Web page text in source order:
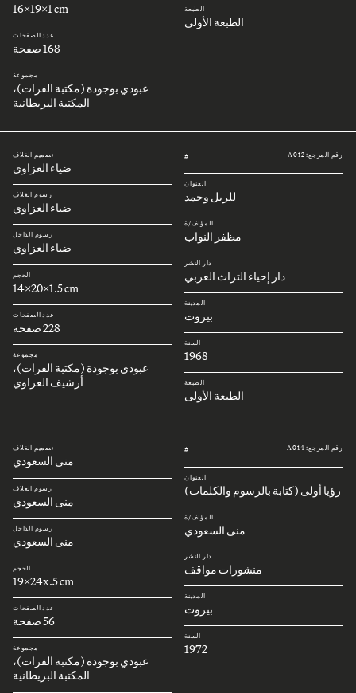
الطبعة
الطبعة الأولى
16x19x1 cm
عدد الصفحات
168 صفحة
مجموعة
عبودي بوجودة (مكتبة الفرات)،
المكتبة البريطانية
رقم المرجع: A012 #
العنوان
للريل وحمد
المؤلف/ة
مظفر النواب
دار النشر
دار إحياء التراث العربي
المدينة
بيروت
السنة
1968
الطبعة
الطبعة الأولى
تصميم الغلاف
ضياء العزاوي
رسوم الغلاف
ضياء العزاوي
رسوم الداخل
ضياء العزاوي
الحجم
14x20x1.5 cm
عدد الصفحات
228 صفحة
مجموعة
عبودي بوجودة (مكتبة الفرات)،
أرشيف العزاوي
رقم المرجع: A014 #
العنوان
رؤيا أولى (كتابة بالرسوم والكلمات)
المؤلف/ة
منى السعودي
دار النشر
منشورات مواقف
المدينة
بيروت
السنة
1972
تصميم الغلاف
منى السعودي
رسوم الغلاف
منى السعودي
رسوم الداخل
منى السعودي
الحجم
19x24x.5 cm
عدد الصفحات
56 صفحة
مجموعة
عبودي بوجودة (مكتبة الفرات)،
المكتبة البريطانية